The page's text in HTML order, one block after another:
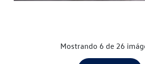
Mostrando 6 de 26